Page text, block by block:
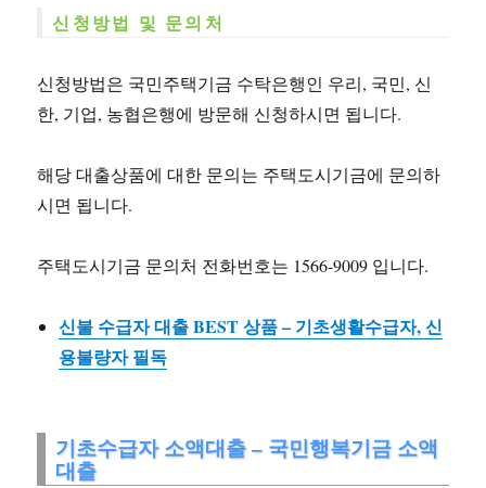
신청방법 및 문의처
신청방법은 국민주택기금 수탁은행인 우리, 국민, 신
한, 기업, 농협은행에 방문해 신청하시면 됩니다.
해당 대출상품에 대한 문의는 주택도시기금에 문의하
시면 됩니다.
주택도시기금 문의처 전화번호는 1566-9009 입니다.
신불 수급자 대출 BEST 상품 – 기초생활수급자, 신
용불량자 필독
기초수급자 소액대출 – 국민행복기금 소액
대출